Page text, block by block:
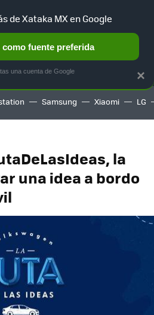
HOME AUTO TERRITORIO
Samsung Xiaomi LG
la
una idea a bordo
×
de Xataka MX en Google
como fuente preferida
una cuenta de Google